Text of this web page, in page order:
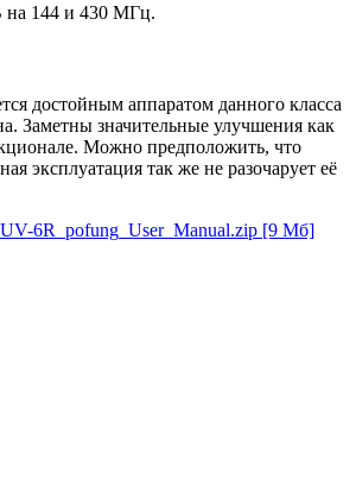
144 и 430 МГц.
достойным аппаратом данного класса
Заметны значительные улучшения как
Можно предположить, что
эксплуатация так же не разочарует её
UV-6R_pofung_User_Manual.zip [9 Мб]